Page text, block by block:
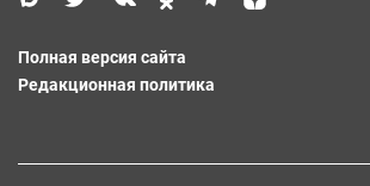
Полная версия сайта
Редакционная политика